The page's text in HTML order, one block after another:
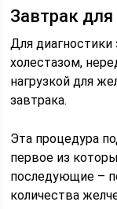
Завтрак
Для
холестазом,
нагрузкой для
завтрака.
Эта процедура
первое из
последующие –
количества